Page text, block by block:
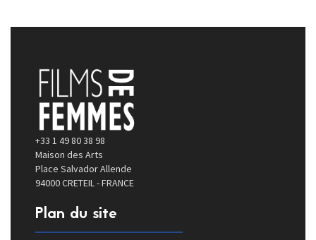
+33 1 49 80 38 98
Maison des Arts
Place Salvador Allende
94000 CRETEIL - FRANCE
Plan du site